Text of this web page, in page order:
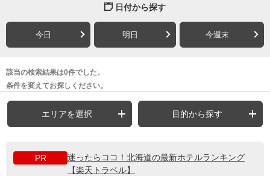
日付から探す
今日 明日 今週末
該当の検索結果は0件でした。
条件を変えてお探しください。
エリアを選択 目的から探す
PR
迷ったらココ！北海道の最新ホテルランキング
【楽天トラベル】